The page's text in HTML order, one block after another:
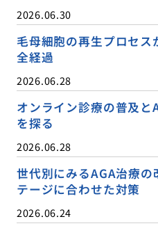
2026.06.30
毛母細胞の再生プロセ
全経過
2026.06.28
オンライン診療の普及と
を探る
2026.06.28
世代別にみるAGA治療
テージに合わせた対策
2026.06.24